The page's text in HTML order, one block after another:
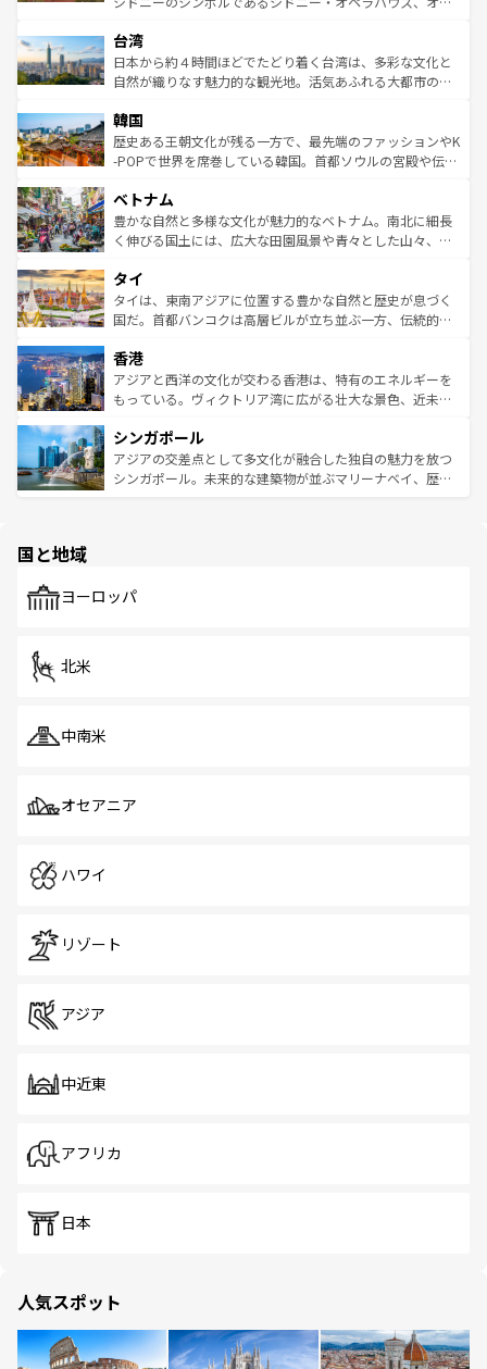
情報は
人々、おいしいローカルフードやハワイアンミュージッ
ク、伝統的なフラダンスなど、すべてがハワイの魅力を彩
っている。訪れるたびに新しい発見と感動が待っているハ
はコンテンツ一覧
リアリーフや大陸中央部にそびえるウルル（エアーズロッ
ク）、タスマニアの美しい原生林やケアンズの熱帯雨林な
ど、見どころがたくさん。また、カフェやワイン、オージ
いる。アクティビティも充実しており、サーフィンやダイ
ビング、ハイキングなど、アウトドア好きにはたまらな
い。オーストラリアの多彩な魅力を存分に味わいつくそ
参照してほしい。
台湾
日本から約４時間ほどでたどり着く台湾は、多彩な文化と
自然が織りなす魅力的な観光地。活気あふれる大都市の台
ン）、静ひつな山岳地帯である台湾東部など、都市の喧騒
と山間の静けさが共存しており、訪れる人に新しい発見と
驚きをもたらしてくれる。また、奥深い台湾の食文化も魅
容にもいいと評判のスイーツなど、バラエティ豊かな料理
が味わえる。 なお、新着の台湾情報は コンテンツ一覧を参
照してほしい。
韓国
歴史ある王朝文化が残る一方で、最先端のファッションやK
-POPで世界を席巻している韓国。首都ソウルの宮殿や伝統
き、地方に足を延ばせば四季折々の自然美を楽しむことが
できる。そして、キムチや焼肉、絶品のストリートフード
まで、さまざまな韓国料理が待っている。夜には、韓国な
リティに包まれながら、韓国の多彩な魅力を心ゆくまで味
わってみてほしい。 なお、新着の韓国情報はコンテンツ一
覧を参照してほしい。
ベトナム
豊かな自然と多様な文化が魅力的なベトナム。南北に細長
く伸びる国土には、広大な田園風景や青々とした山々、世
急速な発展と共に伝統が息づく。ハノイの古い町並みやホ
ーチミン市のフランス統治時代の建物も、独特の雰囲気を
醸し出している。また、バラエティの豊かさとおいしさで
とつ。フォーやバインミー、ベトナムコーヒーなどは、ぜ
ひ現地で味わいたい。どの地域を訪れてもあたたかい人々
が旅行者を迎えてくれるので、きっと忘れられない旅にな
参照してほしい。
タイ
タイは、東南アジアに位置する豊かな自然と歴史が息づく
国だ。首都バンコクは高層ビルが立ち並ぶ一方、伝統的な
の活気が交差している。北部ではチェンマイなどの山岳地
帯で自然と触れ合い、南部ではプーケットやクラビの美し
いビーチでリゾート気分を楽しむことができる。タイ料理
激する。気候は一年中温暖で、どの季節にも異なる楽しみ
が待っている。親しみやすいタイの人々、仏教を中心とし
た文化、そして多様な観光資源が、訪れる旅人を魅了し続
香港
アジアと西洋の文化が交わる香港は、特有のエネルギーを
もっている。ヴィクトリア湾に広がる壮大な景色、近未来
み、どこを訪れても感動するはず。観光スポットが密集し
ており、効率よく見どころを回れるのも魅力。息をのむよ
うな絶景から文化的な体験まで、香港を存分に楽しみ尽く
シンガポール
アジアの交差点として多文化が融合した独自の魅力を放つ
シンガポール。未来的な建築物が並ぶマリーナベイ、歴史
で、ホーカーズは地元の風情を楽しめる外せないスポット
国と地域
ヨーロッパ
北米
中南米
オセアニア
ハワイ
リゾート
アジア
中近東
アフリカ
日本
人気スポット